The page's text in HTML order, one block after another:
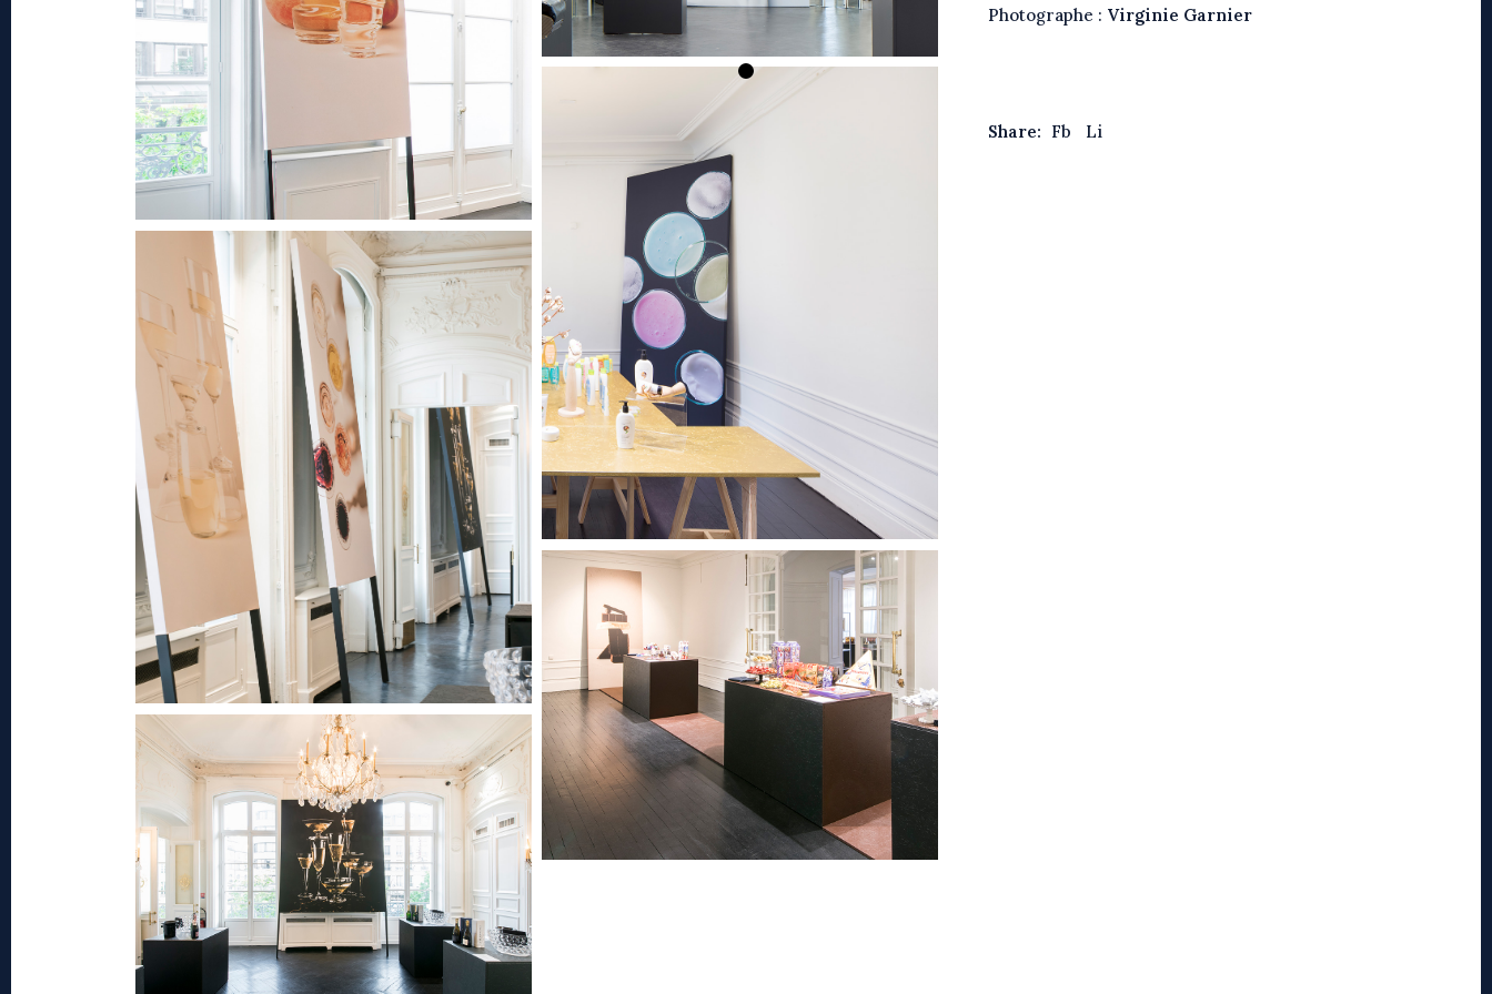
Photographe : Virginie Garnier
Share: Fb Li